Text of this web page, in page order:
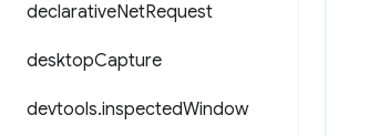
declarativeNetRequest
desktopCapture
devtools.inspectedWindow